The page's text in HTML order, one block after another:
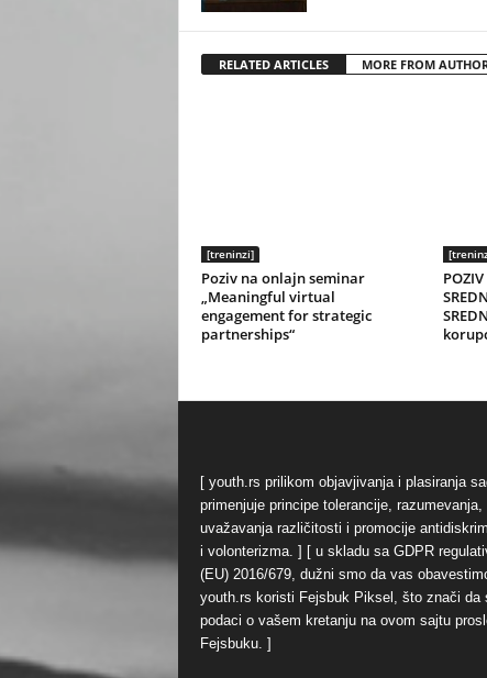
RELATED ARTICLES MORE FROM
[treninzi]
Poziv na onlajn seminar
„Meaningful virtual
engagement for strategic
partnerships“
[ youth.rs prilikom objavjivanja i plasiranja
primenjuje principe tolerancije, razumevanja,
uvažavanja različitosti i promocije
i volonterizma. ] [ u skladu sa GDPR
(EU) 2016/679, dužni smo da vas
youth.rs koristi Fejsbuk Piksel, što znači da
podaci o vašem kretanju na ovom sajtu
Fejsbuku. ]